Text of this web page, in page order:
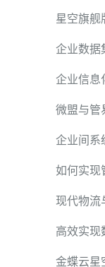
企业信息
微盟与管
如何实现
现代物流
金蝶云星